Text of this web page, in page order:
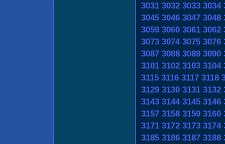
3031 3032 3033 3034
3045 3046 3047 3048
3059 3060 3061 3062
3073 3074 3075 3076
3087 3088 3089 3090
3101 3102 3103 3104
3115 3116 3117 3118
3129 3130 3131 3132
3143 3144 3145 3146
3157 3158 3159 3160
3171 3172 3173 3174
3185 3186 3187 3188